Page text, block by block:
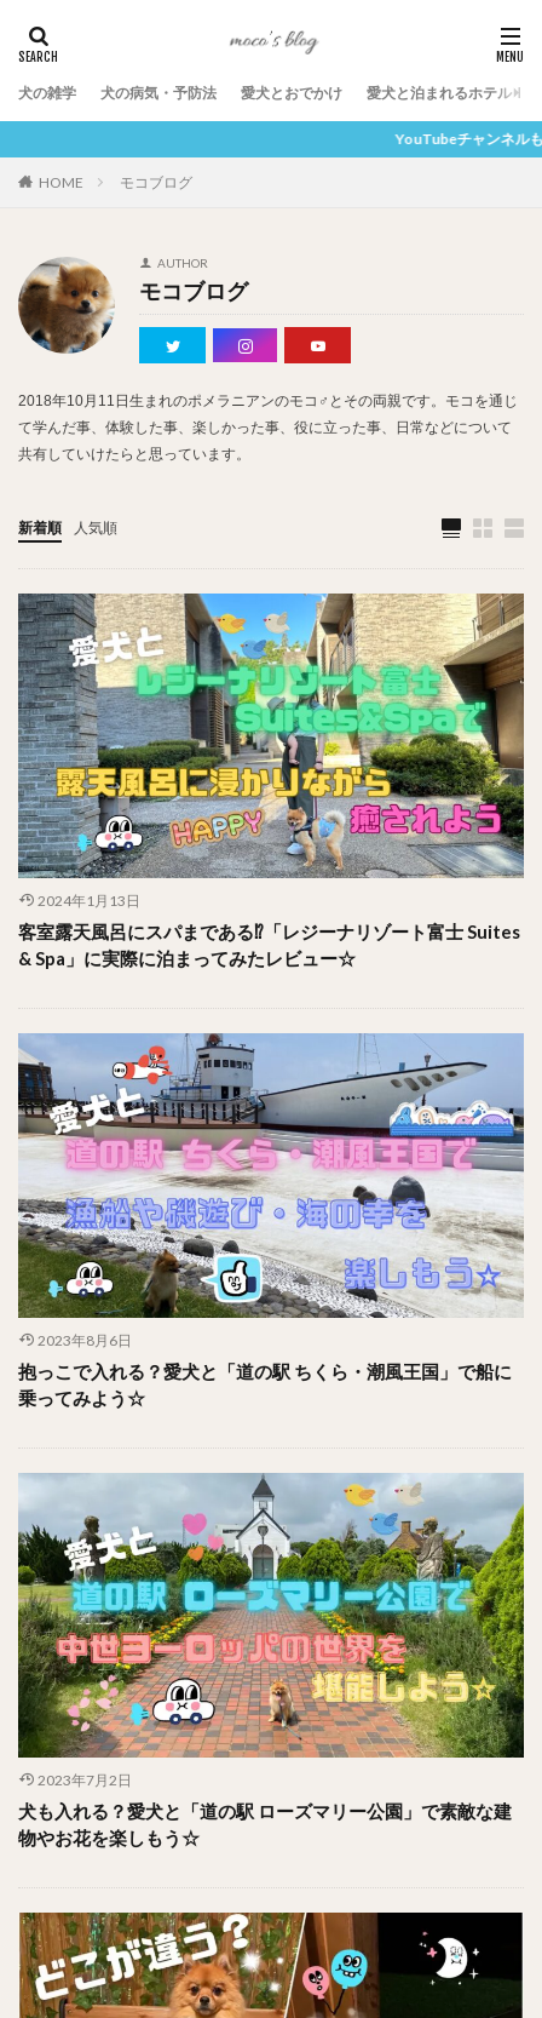
犬の雑学 犬の病気・予防法 愛犬とおでかけ 愛犬と泊まれるホテル
YouTubeチャンネルもぜひご覧ください
HOME モコブログ
AUTHOR
モコブログ
2018年10月11日生まれのポメラニアンのモコ♂とその両親です。モコを通じ
て学んだ事、体験した事、楽しかった事、役に立った事、日常などについて
共有していけたらと思っています。
新着順 人気順
2024年1月13日
客室露天風呂にスパまである⁉︎「レジーナリゾート富士 Suites
& Spa」に実際に泊まってみたレビュー☆
2023年8月6日
抱っこで入れる？愛犬と「道の駅 ちくら・潮風王国」で船に
乗ってみよう☆
2023年7月2日
犬も入れる？愛犬と「道の駅 ローズマリー公園」で素敵な建
物やお花を楽しもう☆